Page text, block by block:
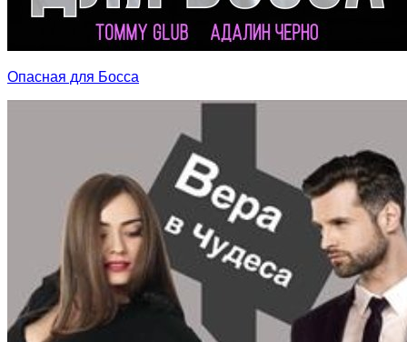
Опасная для Босса